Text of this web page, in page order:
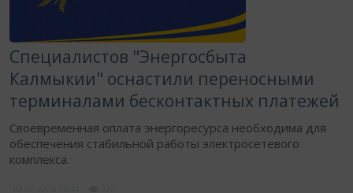
Специалистов "Энергосбыта
Калмыкии" оснастили переносными
терминалами бесконтактных платежей
Своевременная оплата энергоресурса необходима для
обеспечения стабильной работы электросетевого
комплекса.